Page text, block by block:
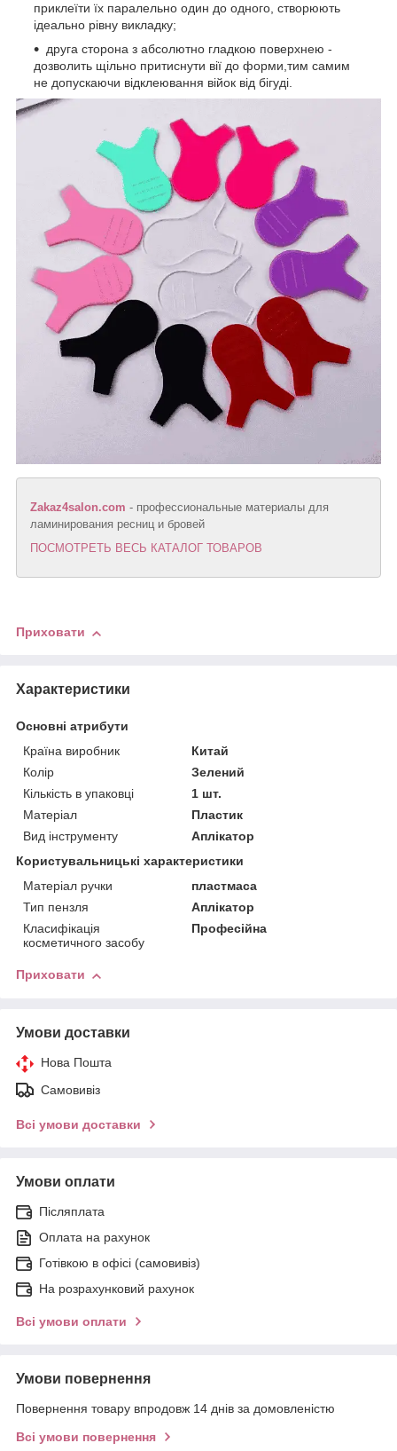
приклеїти їх паралельно один до одного, створюють
ідеально рівну викладку;
друга сторона з абсолютно гладкою поверхнею -
дозволить щільно притиснути вії до форми,тим самим
не допускаючи відклеювання війок від бігуді.
Zakaz4salon.com - профессиональные материалы для
ламинирования ресниц и бровей
ПОСМОТРЕТЬ ВЕСЬ КАТАЛОГ ТОВАРОВ
Приховати
Характеристики
Основні атрибути
Країна виробник
Китай
Колір
Зелений
Кількість в упаковці
1 шт.
Матеріал
Пластик
Вид інструменту
Аплікатор
Користувальницькі характеристики
Матеріал ручки
пластмаса
Тип пензля
Аплікатор
Класифікація
косметичного засобу
Професійна
Приховати
Умови доставки
Нова Пошта
Самовивіз
Всі умови доставки
Умови оплати
Післяплата
Оплата на рахунок
Готівкою в офісі (самовивіз)
На розрахунковий рахунок
Всі умови оплати
Умови повернення
Повернення товару впродовж 14 днів за домовленістю
Всі умови повернення